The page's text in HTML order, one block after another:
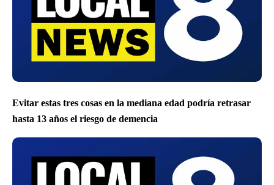
Evitar estas tres cosas en la mediana edad podría retrasar
hasta 13 años el riesgo de demencia